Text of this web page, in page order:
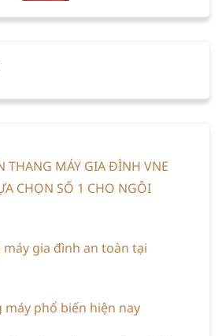
THANG MÁY GIA ĐÌNH VNE
CHỌN SỐ 1 CHO NGÔI
gia đình an toàn tại
máy phổ biến hiện nay